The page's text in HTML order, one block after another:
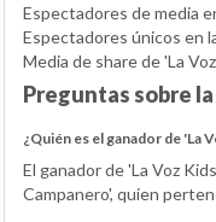
Espectadores de media
Espectadores únicos en
Media de share de 'La
Preguntas sobre
¿Quién es el ganador de 'La
El ganador de 'La Voz
Campanero', quien